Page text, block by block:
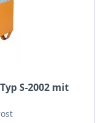
S-2002 mit